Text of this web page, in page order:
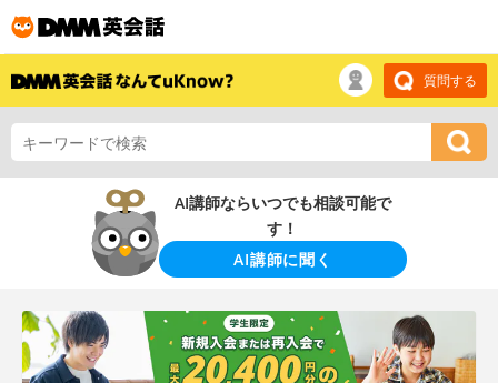
質問する
AI講師ならいつでも相談可能で
す！
AI講師に聞く